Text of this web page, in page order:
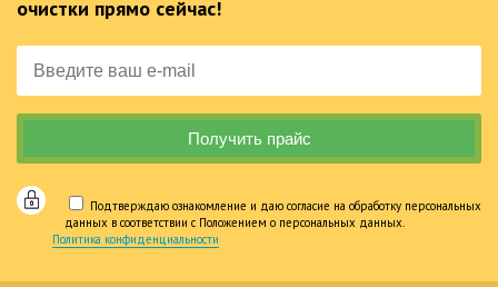
очистки прямо сейчас!
Подтверждаю ознакомление и даю согласие на обработку персональных
данных в соответствии с Положением о персональных данных.
Политика конфиденциальности